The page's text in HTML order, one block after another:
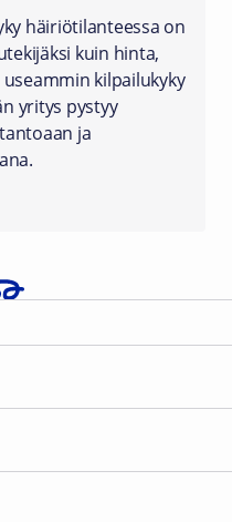
häiriötilanteessa on
kuin hinta,
kilpailukyky
yritys pystyy
ja